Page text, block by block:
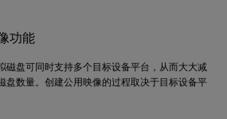
功能
磁盘可同时支持多个目标设备平台，从而大大减
盘数量。创建公用映像的过程取决于目标设备平